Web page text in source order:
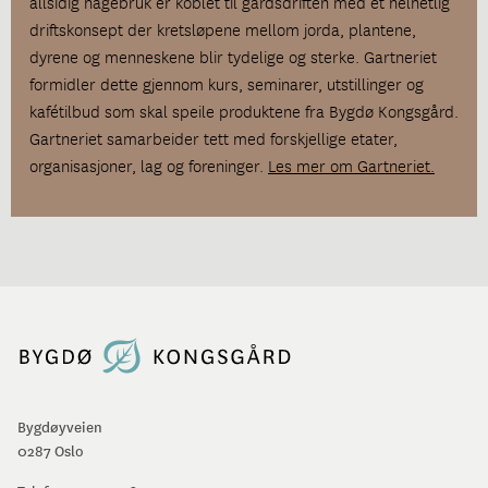
driftskonsept der kretsløpene mellom jorda, plantene,
dyrene og menneskene blir tydelige og sterke. Gartneriet
formidler dette gjennom kurs, seminarer, utstillinger og
kafétilbud som skal speile produktene fra Bygdø Kongsgård.
Gartneriet samarbeider tett med forskjellige etater,
organisasjoner, lag og foreninger. Les mer om Gartneriet.
Bygdøyveien
0287 Oslo